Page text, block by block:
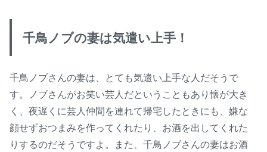
千鳥ノブの妻は気遣い上手！
千鳥ノブさんの妻は、とても気遣い上手な人だそうで
す。ノブさんがお笑い芸人だということもあり懐が大き
く、夜遅くに芸人仲間を連れて帰宅したときにも、嫌な
顔せずおつまみを作ってくれたり、お酒を出してくれた
りするのだそうですよ。また、千鳥ノブさんの妻はお酒